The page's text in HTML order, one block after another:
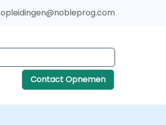
opleidingen@nobleprog.com
Contact Opnemen